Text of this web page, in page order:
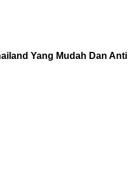
Yang Mudah Dan Anti